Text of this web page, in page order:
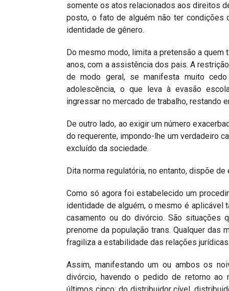
somente os atos relacionados aos direitos
posto, o fato de alguém não ter condições
identidade de gênero.
Do mesmo modo, limita a pretensão a
anos, com a assistência dos pais. A
de modo geral, se manifesta muito
adolescência, o que leva à evasão
ingressar no mercado de trabalho, restando
De outro lado, ao exigir um número
do requerente, impondo-lhe um verdadeiro
excluído da sociedade.
Dita norma regulatória, no entanto, dispõe
Como só agora foi estabelecido um
identidade de alguém, o mesmo é aplicável
casamento ou do divórcio. São situações
prenome da população trans. Qualquer das
fragiliza a estabilidade das relações
Assim, manifestando um ou ambos os
divórcio, havendo o pedido de retorno